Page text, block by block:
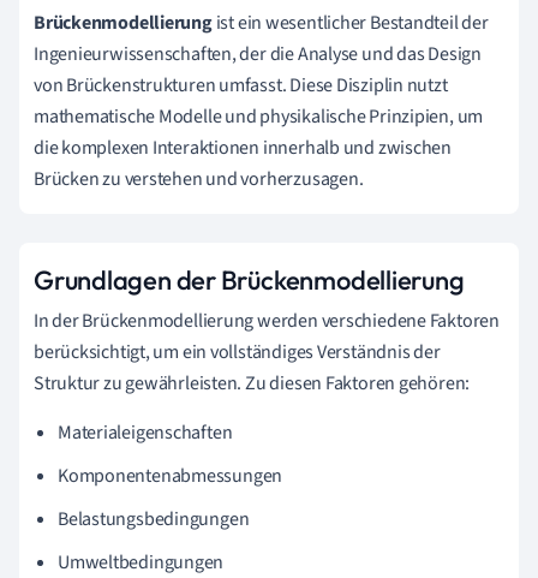
Brückenmodellierungist ein wesentlicher Bestandteil der
Ingenieurwissenschaften, der die Analyse und das Design
von Brückenstrukturen umfasst. Diese Disziplin nutzt
mathematische Modelle und physikalische Prinzipien, um
die komplexen Interaktionen innerhalb und zwischen
Brücken zu verstehen und vorherzusagen.
Grundlagen der Brückenmodellierung
In der Brückenmodellierung werden verschiedene Faktoren
berücksichtigt, um ein vollständiges Verständnis der
Struktur zu gewährleisten. Zu diesen Faktoren gehören:
Materialeigenschaften
Komponentenabmessungen
Belastungsbedingungen
Umweltbedingungen